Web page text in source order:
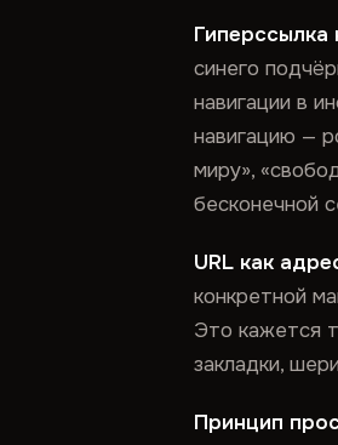
Гиперссылка
синего
навигации в
навигацию —
миру»,
бесконечной
URL как
конкретной
Это кажется
закладки,
Принцип